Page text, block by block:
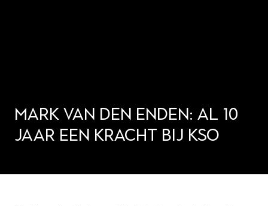
MARK VAN DEN ENDEN: AL 10
JAAR EEN KRACHT BIJ KSO